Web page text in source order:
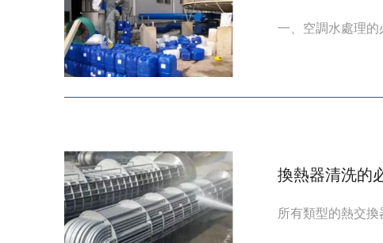
一、空調水處理的
換熱器清洗的
所有類型的熱交換